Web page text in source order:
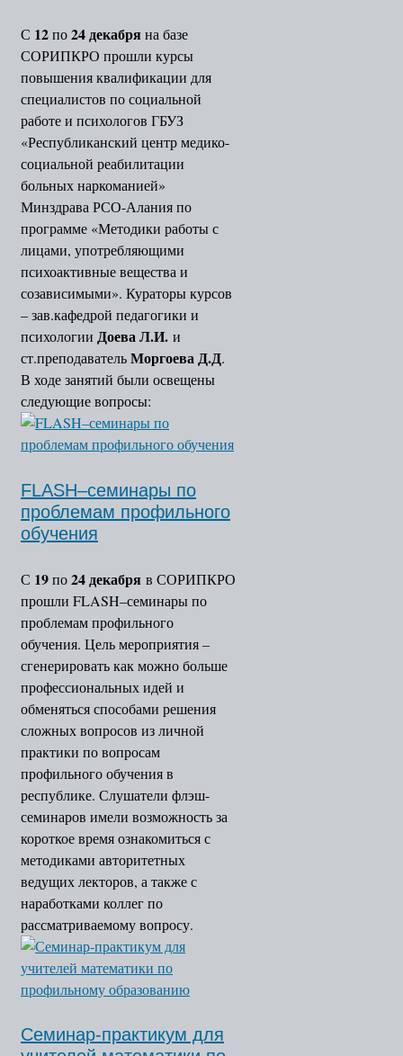
С 12по24 декабряна базе
СОРИПКРО прошли курсы
повышения квалификации для
специалистов по социальной
работе и психологов ГБУЗ
«Республиканский центр медико-
социальной реабилитации
больных наркоманией»
Минздрава РСО-Алания по
программе «Методики работы с
лицами, употребляющими
психоактивные вещества и
созависимыми». Кураторы курсов
– зав.кафедрой педагогики и
психологии Доева Л.И. и
ст.преподавательМоргоева Д.Д.
В ходе занятий были освещены
следующие вопросы:
FLASH–семинары по
проблемам профильного
обучения
С 19по24 декабря в СОРИПКРО
прошли FLASH–семинары по
проблемам профильного
обучения. Цель мероприятия –
сгенерировать как можно больше
профессиональных идей и
обменяться способами решения
сложных вопросов из личной
практики по вопросам
профильного обучения в
республике. Слушатели флэш-
семинаров имели возможность за
короткое время ознакомиться с
методиками авторитетных
ведущих лекторов, а также с
наработками коллег по
рассматриваемому вопросу.
Семинар-практикум для